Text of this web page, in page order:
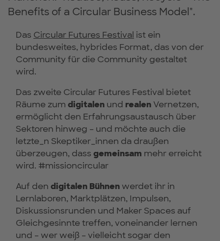
Benefits of a Circular Business Model".
Das Circular Futures Festival ist ein
bundesweites, hybrides Format, das von der
Community für die Community gestaltet
wird.
Das zweite Circular Futures Festival bietet
Räume zum digitalen und realen Vernetzen,
ermöglicht den Erfahrungsaustausch über
Sektoren hinweg – und möchte auch die
letzte_n Skeptiker_innen da draußen
überzeugen, dass gemeinsam mehr erreicht
wird. #missioncircular
Auf den digitalen Bühnen werdet ihr in
Lernlaboren, Marktplätzen, Impulsen,
Diskussionsrunden und Maker Spaces auf
Gleichgesinnte treffen, voneinander lernen
und – wer weiß – vielleicht sogar den